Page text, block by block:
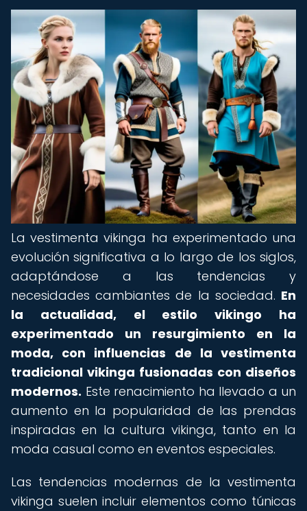
La vestimenta vikinga ha experimentado una
evolución significativa a lo largo de los siglos,
adaptándose a las tendencias y
necesidades cambiantes de la sociedad. En
la actualidad, el estilo vikingo ha
experimentado un resurgimiento en la
moda, con influencias de la vestimenta
tradicional vikinga fusionadas con diseños
modernos. Este renacimiento ha llevado a un
aumento en la popularidad de las prendas
inspiradas en la cultura vikinga, tanto en la
moda casual como en eventos especiales.
Las tendencias modernas de la vestimenta
vikinga suelen incluir elementos como túnicas